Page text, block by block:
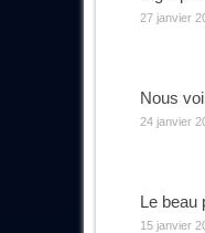
27 janvier
Nous
24 janvier
Le beau
15 janvier